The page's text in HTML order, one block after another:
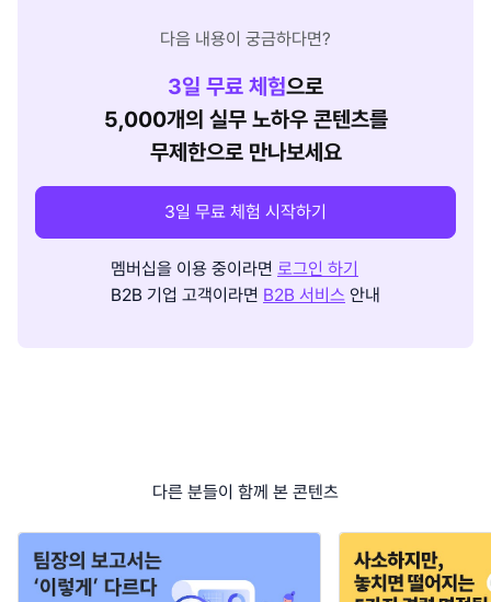
다음 내용이 궁금하다면?
3일 무료 체험으로
5,000개의 실무 노하우 콘텐츠를
무제한으로 만나보세요
3일 무료 체험 시작하기
멤버십을 이용 중이라면 로그인 하기
B2B 기업 고객이라면 B2B 서비스 안내
다른 분들이 함께 본 콘텐츠